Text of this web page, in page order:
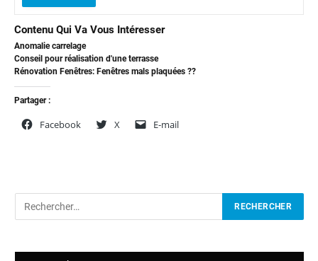
Contenu Qui Va Vous Intéresser
Anomalie carrelage
Conseil pour réalisation d'une terrasse
Rénovation Fenêtres: Fenêtres mals plaquées ??
Partager :
Facebook X E-mail